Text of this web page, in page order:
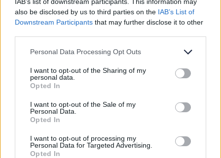
also be disclosed by us to third parties on the IAB’s List of
Downstream Participants that may further disclose it to other
Please note that this website/app uses one or more Google
not limited to your visit or usage behaviour. You may click to
grant or deny consent to Google and its third-party tags to
use your data for below specified purposes in below Google
consent section.
Personal Data Processing Opt Outs
I want to opt-out of the Sharing of my
personal data.
Opted In
I want to opt-out of the Sale of my
Personal Data.
Opted In
I want to opt-out of processing my
Personal Data for Targeted Advertising.
Opted In
συμβάλει στη μείωση του φαινομένου
υπερθέρμανσης του πλανήτη και μειώνει
σημαντικά το κόστος συντήρησης.
Απόδοση
Κλάση ενεργειακής
απόδοσης στην ψύξη
Α++ / Α+++
Αποδιδόμενη ισχύς στην
ψύξη
17060kW